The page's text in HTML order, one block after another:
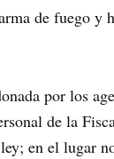
de fuego y
por los
de la
en el lugar